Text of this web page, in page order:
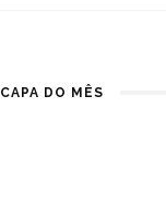
CAPA DO MÊS